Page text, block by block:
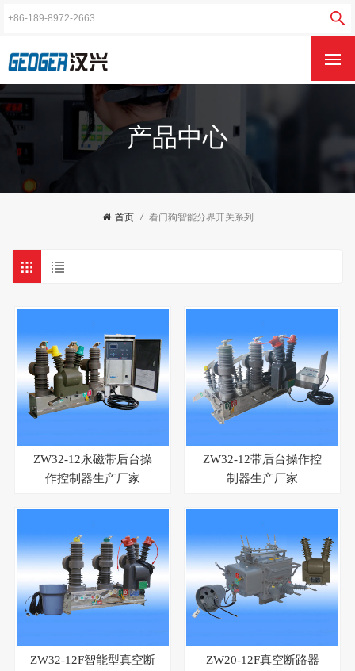
产品中心
首页 / 看门狗智能分界开关系列
ZW32-12永磁带后台操
作控制器生产厂家
ZW32-12带后台操作控
制器生产厂家
ZW32-12F智能型真空断
ZW20-12F真空断路器